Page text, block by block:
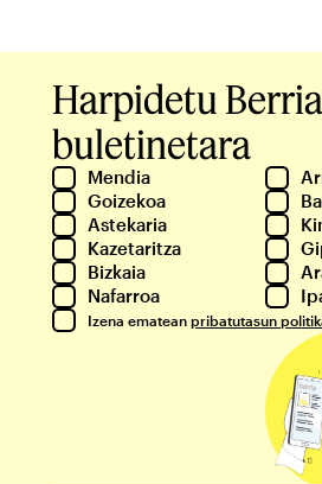
Harpidetu
buletinetara
Mendia
Goizekoa
Astekaria
Kazetaritza
Bizkaia
Nafarroa
Izena ematean pribatutasun